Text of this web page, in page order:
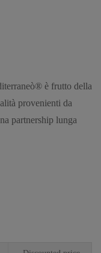
è frutto della
provenienti da
partnership lunga